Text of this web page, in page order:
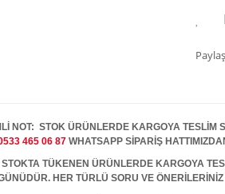
NOT: STOK ÜRÜNLERDE KARGOYA TESLİM
465 06 87 WHATSAPP SİPARİŞ
TÜKENEN ÜRÜNLERDE KARGOYA
HER TÜRLÜ SORU VE